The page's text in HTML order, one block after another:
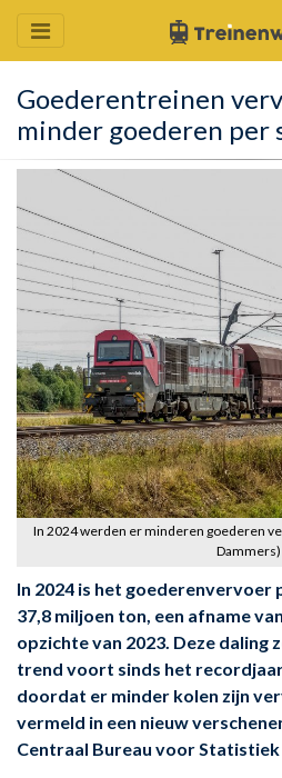
Goederentreinen
minder goederen per
In 2024 werden er minderen goederen
Dammers)
In 2024 is het
37,8 miljoen ton, een afname
opzichte van 2023. Deze daling
trend voort sinds het
doordat er minder kolen zijn
vermeld in een nieuw
Centraal Bureau voor Statistiek